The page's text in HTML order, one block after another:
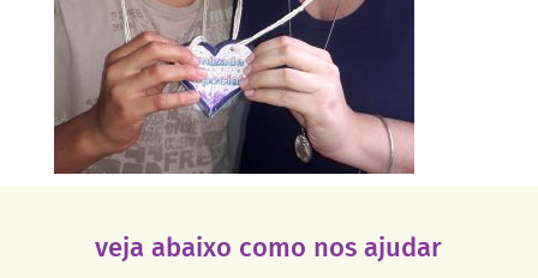
veja abaixo como nos ajudar